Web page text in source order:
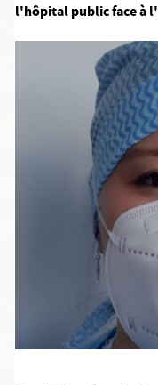
l'hôpital public face à